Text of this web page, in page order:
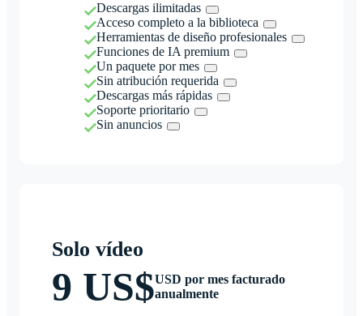
Descargas ilimitadas
Acceso completo a la biblioteca
Herramientas de diseño profesionales
Funciones de IA premium
Un paquete por mes
Sin atribución requerida
Descargas más rápidas
Soporte prioritario
Sin anuncios
Solo vídeo
9 US$USD por mes facturado
anualmente